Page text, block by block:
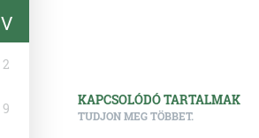
V
2
9
KAPCSOLÓDÓ TARTALMAK
TUDJON MEG TÖBBET.